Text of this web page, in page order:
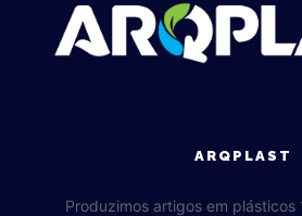
ARQPLAST
Produzimos artigos em plásticos